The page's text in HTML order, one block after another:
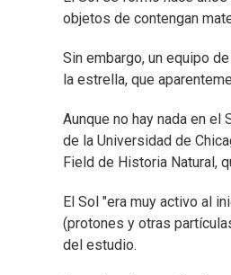
objetos de contengan
Sin embargo, un equipo
la estrella, que
Aunque no hay nada en
de la Universidad de
Field de Historia Natural,
El Sol "era muy activo al
(protones y otras
del estudio.